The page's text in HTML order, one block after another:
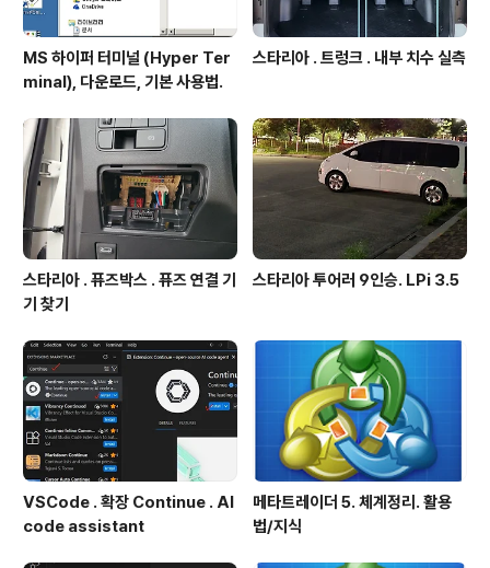
MS 하이퍼 터미널 (Hyper Ter
minal), 다운로드, 기본 사용법.
스타리아 . 트렁크 . 내부 치수 실측
스타리아 . 퓨즈박스 . 퓨즈 연결 기
기 찾기
스타리아 투어러 9인승. LPi 3.5
VSCode . 확장 Continue . AI
code assistant
메타트레이더 5. 체계정리. 활용
법/지식